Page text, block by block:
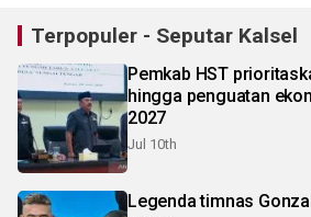
Terpopuler - Seputar Kalsel
Pemkab HST
hingga penguatan
2027
Jul 10th
Legenda timnas